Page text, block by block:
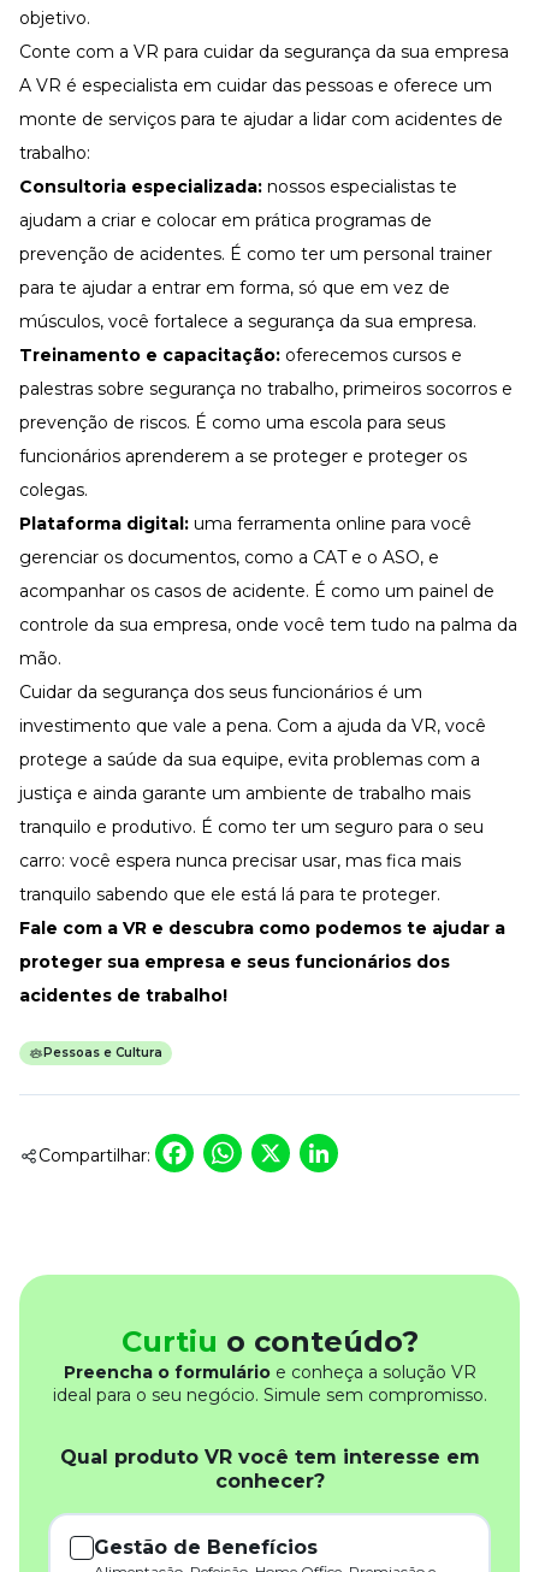
objetivo.
Conte com a VR para cuidar da segurança da sua empresa
A VR é especialista em cuidar das pessoas e oferece um
monte de serviços para te ajudar a lidar com acidentes de
trabalho:
Consultoria especializada: nossos especialistas te
ajudam a criar e colocar em prática programas de
prevenção de acidentes. É como ter um personal trainer
para te ajudar a entrar em forma, só que em vez de
músculos, você fortalece a segurança da sua empresa.
Treinamento e capacitação: oferecemos cursos e
palestras sobre segurança no trabalho, primeiros socorros e
prevenção de riscos. É como uma escola para seus
funcionários aprenderem a se proteger e proteger os
colegas.
Plataforma digital: uma ferramenta online para você
gerenciar os documentos, como a CAT e o ASO, e
acompanhar os casos de acidente. É como um painel de
controle da sua empresa, onde você tem tudo na palma da
mão.
Cuidar da segurança dos seus funcionários é um
investimento que vale a pena. Com a ajuda da VR, você
protege a saúde da sua equipe, evita problemas com a
justiça e ainda garante um ambiente de trabalho mais
tranquilo e produtivo. É como ter um seguro para o seu
carro: você espera nunca precisar usar, mas fica mais
tranquilo sabendo que ele está lá para te proteger.
Fale com a VR e descubra como podemos te ajudar a
proteger sua empresa e seus funcionários dos
acidentes de trabalho!
Pessoas e Cultura
Compartilhar: Facebook
WhatsApp
X
Curtiu o conteúdo?
Preencha o formulárioe conheça a solução VR
ideal para o seu negócio. Simule sem compromisso.
Qual produto VR você tem interesse em
conhecer?
Gestão de Benefícios